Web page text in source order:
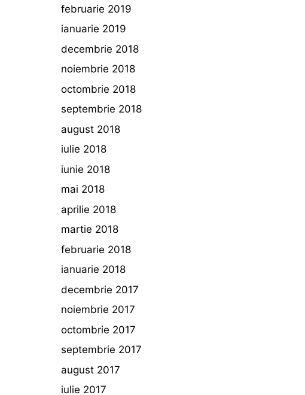
februarie 2019
ianuarie 2019
decembrie 2018
noiembrie 2018
octombrie 2018
septembrie 2018
august 2018
iulie 2018
iunie 2018
mai 2018
aprilie 2018
martie 2018
februarie 2018
ianuarie 2018
decembrie 2017
noiembrie 2017
octombrie 2017
septembrie 2017
august 2017
iulie 2017